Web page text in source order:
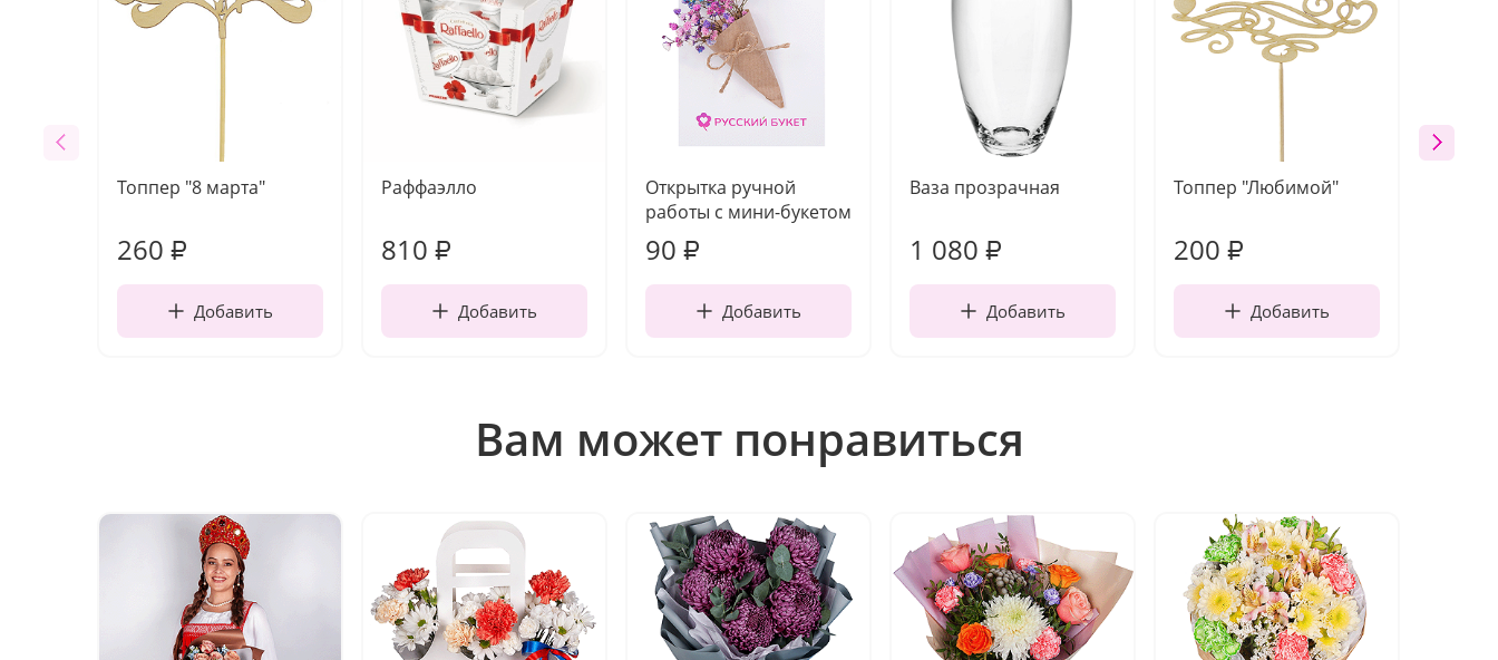
Топпер "8 марта"
260 ₽
Добавить
Раффаэлло
810 ₽
Добавить
Открытка ручной
работы с мини-букетом
90 ₽
Добавить
Ваза прозрачная
1 080 ₽
Добавить
Топпер "Любимой"
200 ₽
Добавить
Вам может понравиться